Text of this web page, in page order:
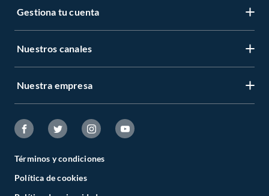
Gestiona tu cuenta
Nuestros canales
Nuestra empresa
Términos y condiciones
Política de cookies